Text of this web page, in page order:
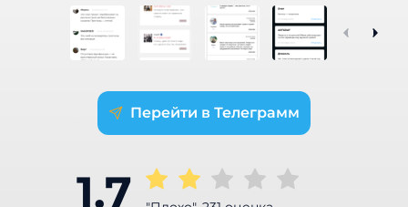
Телеграмм
1.7